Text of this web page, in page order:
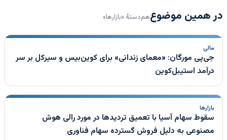
در همین موضوعهم‌دستهٔ «بازارها»
مالی
جی‌پی مورگان: «معمای زندانی» برای کوین‌بیس و سیرکل بر سر
درآمد استیبل‌کوین
بازارها
سقوط سهام آسیا با تعمیق تردیدها در مورد رالی هوش
مصنوعی به دلیل فروش گسترده سهام فناوری